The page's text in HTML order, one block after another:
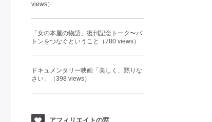
views）
「女の本屋の物語」復刊記念トーク〜バ
トンをつなぐということ（780 views）
ドキュメンタリー映画「美しく、黙りな
さい」（398 views）
アフィリエイトの窓